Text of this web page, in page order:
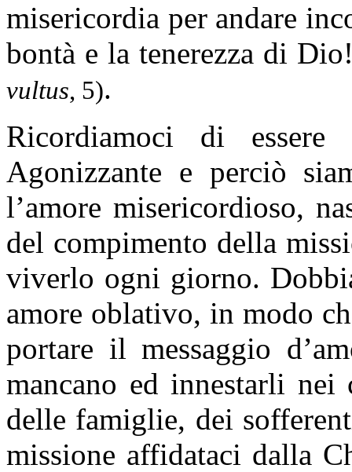
misericordia per andare
bontà e la tenerezza di
vultus, 5).
Ricordiamoci di
Agonizzante e perciò
l’amore misericordioso,
del compimento della
viverlo ogni giorno.
amore oblativo, in modo
portare il messaggio
mancano ed innestarli
delle famiglie, dei
missione affidataci dalla